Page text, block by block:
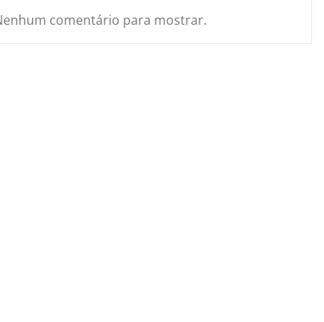
comentário para mostrar.